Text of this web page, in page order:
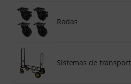
Rodas
Sistemas de